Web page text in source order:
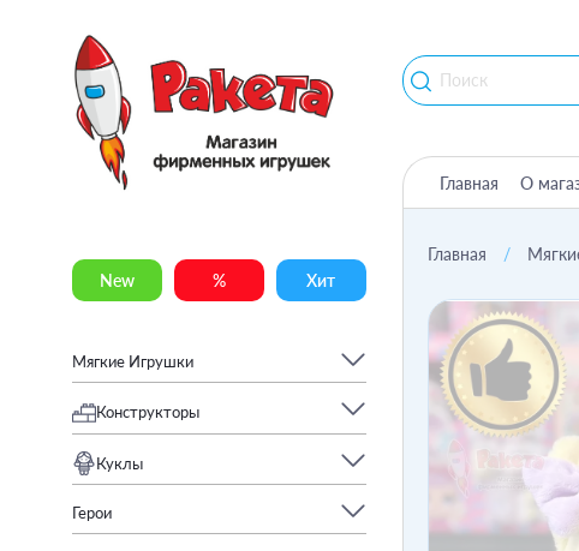
Главная О
Главная
New % Хит
Мягкие Игрушки
Конструкторы
Куклы
Герои